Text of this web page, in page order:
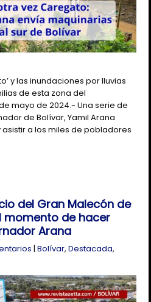
y las inundaciones por lluvias
de esta zona del
mayo de 2024.- Una serie de
de Bolívar, Yamil Arana
a los miles de pobladores
del Gran Malecón de
momento de hacer
Arana
|Bolívar,Destacada,